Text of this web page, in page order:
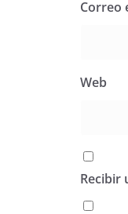
Correo
Web
Recibir